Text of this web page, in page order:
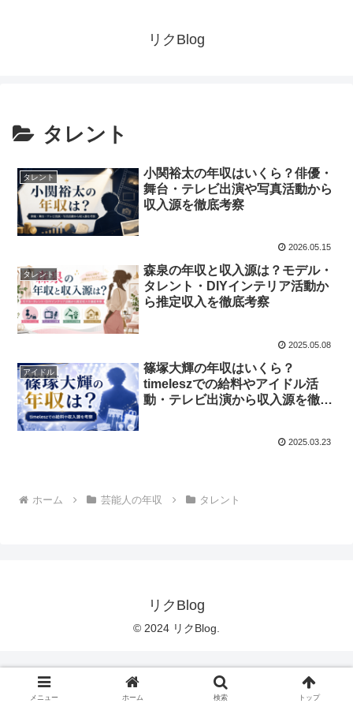
リクBlog
タレント
タレント
小関裕太の年収はいくら？俳優・
舞台・テレビ出演や写真活動から
収入源を徹底考察
2026.05.15
タレント
森泉の年収と収入源は？モデル・
タレント・DIYインテリア活動か
ら推定収入を徹底考察
2025.05.08
アイドル
篠塚大輝の年収はいくら？
timeleszでの給料やアイドル活
動・テレビ出演から収入源を徹底
2025.03.23
ホーム 芸能人の年収 タレント
リクBlog
© 2024 リクBlog.
メニュー ホーム 検索 トップ